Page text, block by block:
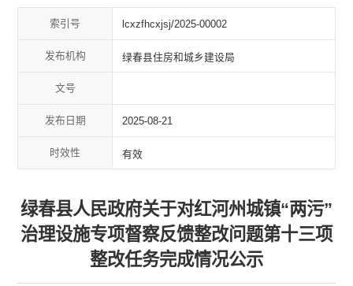
索引号 lcxzfhcxjsj/2025-00002
发布机构 绿春县住房和城乡建设局
文号
发布日期 2025-08-21
时效性 有效
绿春县人民政府关于对红河州城镇“两污”
治理设施专项督察反馈整改问题第十三项
整改任务完成情况公示